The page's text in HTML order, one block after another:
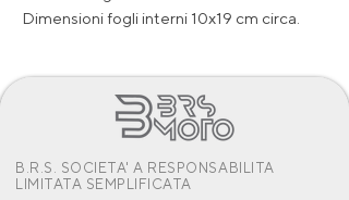
Dimensioni fogli interni 10x19 cm circa.
B.R.S. SOCIETA' A RESPONSABILITA
LIMITATA SEMPLIFICATA